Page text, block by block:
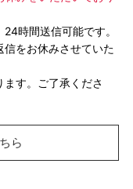
時間送信可能です。
をお休みさせていた
す。ご了承くださ
ら